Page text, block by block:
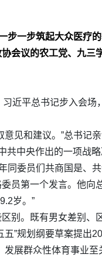
步一步筑起大众医疗
会议的农工党、九三
近平总书记步入会
见和建议。”总书记亲
共中央作出的一项战
同委员们共商国是、
员第一个发言。他向
岁。”
别。既有男女差别、
五”规划纲要草案提出
发展群众性体育事业至